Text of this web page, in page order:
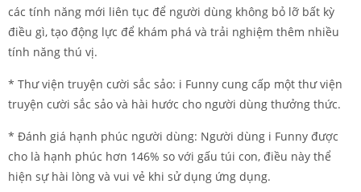
các tính năng mới liên tục để người dùng không bỏ lỡ bất kỳ
điều gì, tạo động lực để khám phá và trải nghiệm thêm nhiều
tính năng thú vị.
* Thư viện truyện cười sắc sảo: i Funny cung cấp một thư viện
truyện cười sắc sảo và hài hước cho người dùng thưởng thức.
* Đánh giá hạnh phúc người dùng: Người dùng i Funny được
cho là hạnh phúc hơn 146% so với gấu túi con, điều này thể
hiện sự hài lòng và vui vẻ khi sử dụng ứng dụng.